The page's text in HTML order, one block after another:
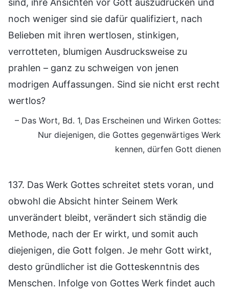
noch weniger sind sie dafür qualifiziert, nach
Belieben mit ihren wertlosen, stinkigen,
verrotteten, blumigen Ausdrucksweise zu
prahlen – ganz zu schweigen von jenen
modrigen Auffassungen. Sind sie nicht erst recht
wertlos?
– Das Wort, Bd. 1, Das Erscheinen und Wirken Gottes:
Nur diejenigen, die Gottes gegenwärtiges Werk
kennen, dürfen Gott dienen
137. Das Werk Gottes schreitet stets voran, und
obwohl die Absicht hinter Seinem Werk
unverändert bleibt, verändert sich ständig die
Methode, nach der Er wirkt, und somit auch
diejenigen, die Gott folgen. Je mehr Gott wirkt,
desto gründlicher ist die Gotteskenntnis des
Menschen. Infolge von Gottes Werk findet auch